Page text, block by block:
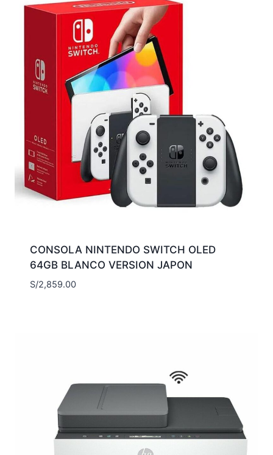
CONSOLA NINTENDO SWITCH OLED
64GB BLANCO VERSION JAPON
S/2,859.00